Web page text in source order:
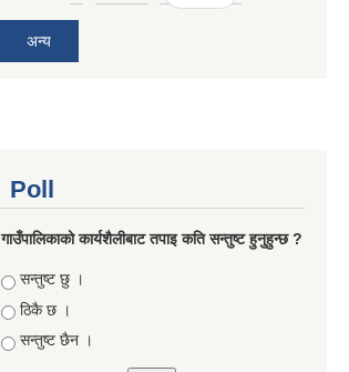
अन्य
Poll
गाउँपालिकाको कार्यशैलीबाट तपाइ कति सन्तुष्ट हुनुहुन्छ ?
Choices
सन्तुष्ट छु ।
ठिकै छ ।
सन्तुष्ट छैन ।